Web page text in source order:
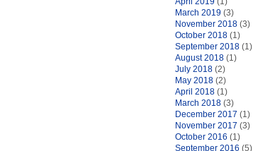
March 2019 (3)
November 2018 (3)
October 2018 (1)
September 2018 (1)
August 2018 (1)
July 2018 (2)
May 2018 (2)
April 2018 (1)
March 2018 (3)
December 2017 (1)
November 2017 (3)
October 2016 (1)
September 2016 (5)